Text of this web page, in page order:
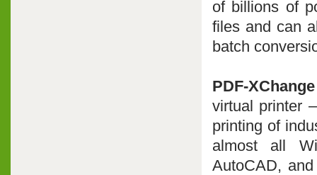
of billions of
files and can
batch
PDF-
virtual printer
printing of
almost all
AutoCAD,